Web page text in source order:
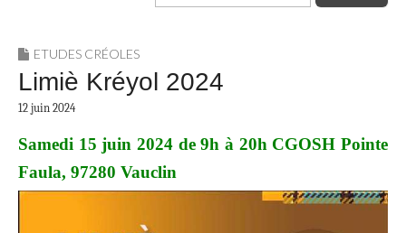
ETUDES CRÉOLES
Limiè Kréyol 2024
12 juin 2024
Samedi 15 juin 2024 de 9h à 20h CGOSH Pointe
Faula, 97280 Vauclin